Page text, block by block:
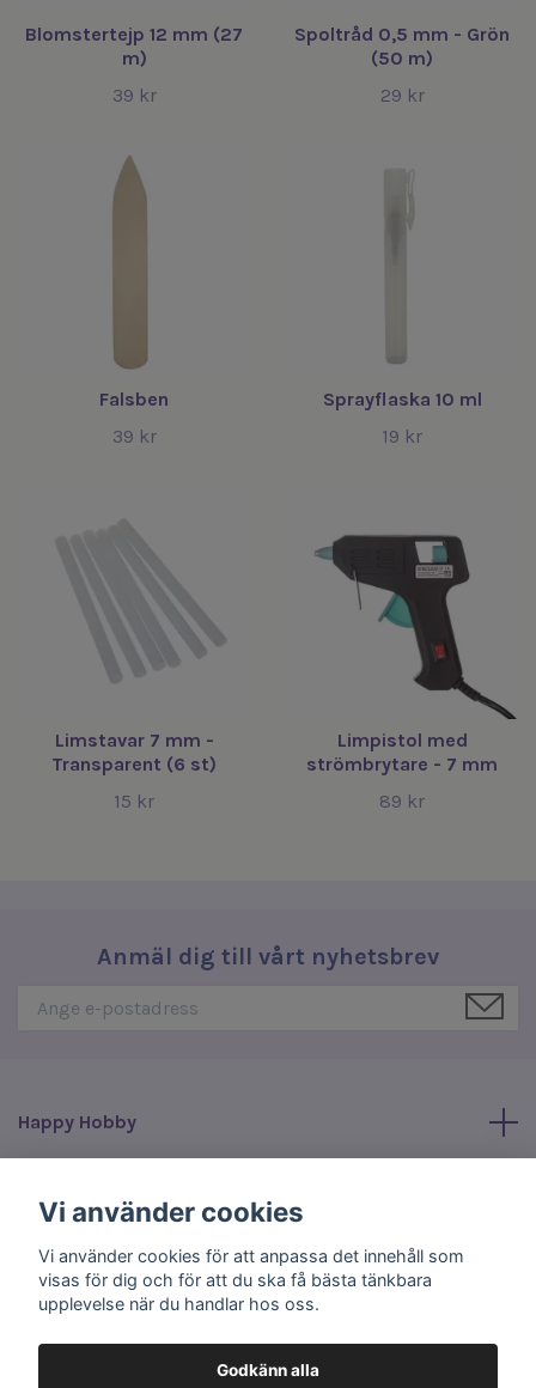
Blomstertejp 12 mm (27
m)
39 kr
Spoltråd 0,5 mm - Grön
(50 m)
29 kr
Falsben
39 kr
Sprayflaska 10 ml
19 kr
Limstavar 7 mm -
Transparent (6 st)
15 kr
Limpistol med
strömbrytare - 7 mm
89 kr
Anmäl dig till vårt nyhetsbrev
Happy Hobby
Sociala medier
Vi använder cookies
Vi använder cookies för att anpassa det innehåll som
visas för dig och för att du ska få bästa tänkbara
upplevelse när du handlar hos oss.
Godkänn alla